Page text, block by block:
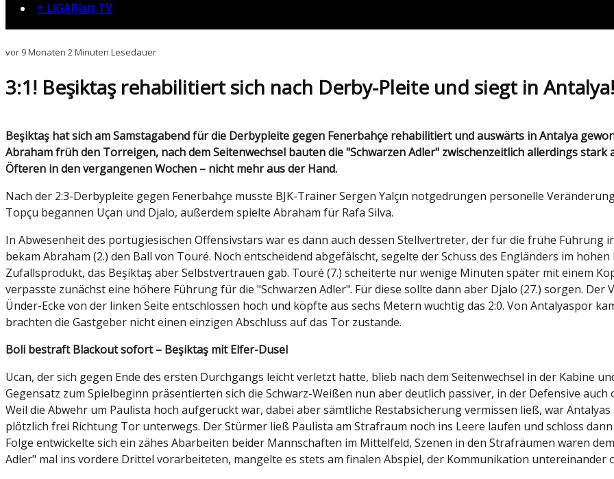
+ LIGABlatt TV
vor 9 Monaten 2 Minuten Lesedauer
3:1! Beşiktaş rehabilitiert sich nach Derby-Pleite und siegt in Antalya!
Beşiktaş hat sich am Samstagabend für die Derbypleite gegen Fenerbahçe rehabilitiert und auswärts in Antalya gewonnen. Beim 3:1-Sieg eröffnete Stürmer
Abraham früh den Torreigen, nach dem Seitenwechsel bauten die "Schwarzen Adler" zwischenzeitlich allerdings stark
Öfteren in den vergangenen Wochen – nicht mehr aus der Hand.
Nach der 2:3-Derbypleite gegen Fenerbahçe musste BJK-Trainer Sergen Yalçın notgedrungen personelle
Topçu begannen Uçan und Djalo, außerdem spielte Abraham für Rafa Silva.
In Abwesenheit des portugiesischen Offensivstars war es dann auch dessen Stellvertreter, der für die frühe Führung
bekam Abraham (2.) den Ball von Touré. Noch entscheidend abgefälscht, segelte der Schuss des Engländers im
Zufallsprodukt, das Beşiktaş aber Selbstvertrauen gab. Touré (7.) scheiterte nur wenige Minuten später mit einem
verpasste zunächst eine höhere Führung für die "Schwarzen Adler". Für diese sollte dann aber Djalo (27.) sorgen.
Ünder-Ecke von der linken Seite entschlossen hoch und köpfte aus sechs Metern wuchtig das 2:0. Von Antalyaspor
brachten die Gastgeber nicht einen einzigen Abschluss auf das Tor zustande.
Boli bestraft Blackout sofort – Beşiktaş mit Elfer-Dusel
Ucan, der sich gegen Ende des ersten Durchgangs leicht verletzt hatte, blieb nach dem Seitenwechsel in der Kabine
Gegensatz zum Spielbeginn präsentierten sich die Schwarz-Weißen nun aber deutlich passiver, in der Defensive
Weil die Abwehr um Paulista hoch aufgerückt war, dabei aber sämtliche Restabsicherung vermissen ließ, war
plötzlich frei Richtung Tor unterwegs. Der Stürmer ließ Paulista am Strafraum noch ins Leere laufen und schloss
Folge entwickelte sich ein zähes Abarbeiten beider Mannschaften im Mittelfeld, Szenen in den Strafräumen waren
Adler" mal ins vordere Drittel vorarbeiteten, mangelte es stets am finalen Abspiel, der Kommunikation untereinander